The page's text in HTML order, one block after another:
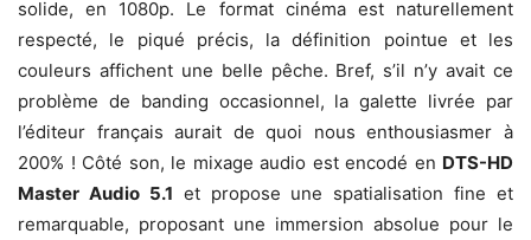
solide, en 1080p. Le format cinéma est naturellement
respecté, le piqué précis, la définition pointue et les
couleurs affichent une belle pêche. Bref, s’il n’y avait ce
problème de banding occasionnel, la galette livrée par
l’éditeur français aurait de quoi nous enthousiasmer à
200% ! Côté son, le mixage audio est encodé en DTS-HD
Master Audio 5.1 et propose une spatialisation fine et
remarquable, proposant une immersion absolue pour le